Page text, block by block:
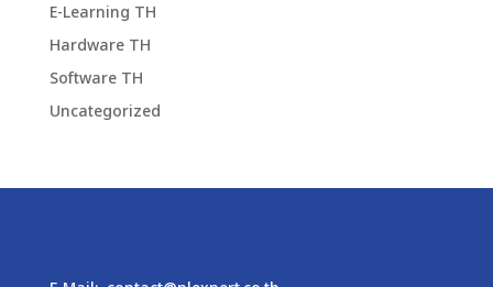
E-Learning TH
Hardware TH
Software TH
Uncategorized